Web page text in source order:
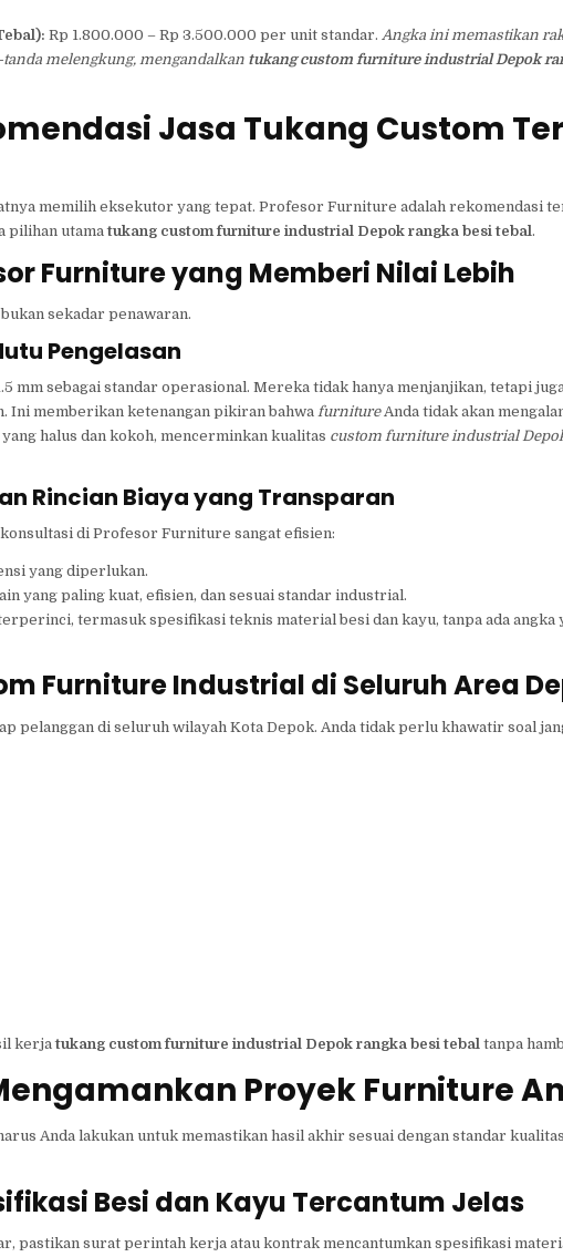
Rp 1.800.000 – Rp 3.500.000 per unit standar. Angka ini memastikan
melengkung, mengandalkan tukang custom furniture industrial Depok
Jasa Tukang Custom
memilih eksekutor yang tepat. Profesor Furniture adalah rekomendasi
pilihan utamatukang custom furniture industrial Depok rangka besi tebal.
Furniture yang Memberi Nilai Lebih
sekadar penawaran.
Pengelasan
mm sebagai standar operasional. Mereka tidak hanya menjanjikan, tetapi
Ini memberikan ketenangan pikiran bahwa furnitureAnda tidak akan
halus dan kokoh, mencerminkan kualitas custom furniture industrial
Rincian Biaya yang Transparan
di Profesor Furniture sangat efisien:
yang diperlukan.
yang paling kuat, efisien, dan sesuai standar industrial.
termasuk spesifikasi teknis material besi dan kayu, tanpa ada angka
Furniture Industrial di Seluruh Area
di seluruh wilayah Kota Depok. Anda tidak perlu khawatir soal
kerjatukang custom furniture industrial Depok rangka besi tebal tanpa
Proyek Furniture
Anda lakukan untuk memastikan hasil akhir sesuai dengan standar
Besi dan Kayu Tercantum Jelas
pastikan surat perintah kerja atau kontrak mencantumkan spesifikasi